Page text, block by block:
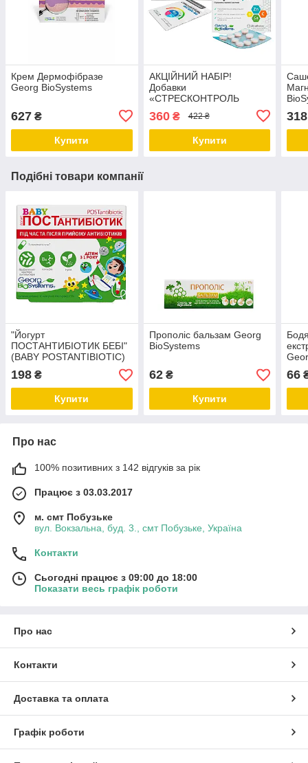
Крем Дермофібразе
Georg BioSystems
627 ₴
Купити
АКЦІЙНИЙ НАБІР!
Добавки
«СТРЕСКОНТРОЛЬ
«ІМУВІТЦИНК» Georg
BioSystems
360₴ 422 ₴
Купити
318
Подібні товари компанії
"Йогурт
ПОСТАНТИБІОТИК БЕБІ"
(BABY POSTANTIBIOTIC)
Georg BioSystems
198 ₴
Купити
Прополіс бальзам Georg
BioSystems
62₴
Купити
66
Про нас
100% позитивних з 142 відгуків за рік
Працює з 03.03.2017
м. смт Побузьке
вул. Вокзальна, буд. 3., смт Побузьке, Україна
Контакти
Сьогодні працює з 09:00 до 18:00
Показати весь графік роботи
Про нас
Контакти
Доставка та оплата
Графік роботи